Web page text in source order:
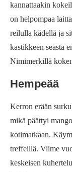
kannattaakin
on helpompaa
reilulla kädellä ja
kastikkeen seasta
Nimimerkillä
Hempeää
Kerron erään
mikä päättyi
kotimatkaan.
treffeillä. Viime
keskeisen